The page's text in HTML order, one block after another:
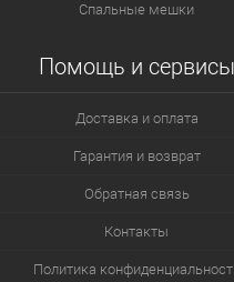
Спальные мешки
Помощь и сервисы
Доставка и оплата
Гарантия и возврат
Обратная связь
Контакты
Политика